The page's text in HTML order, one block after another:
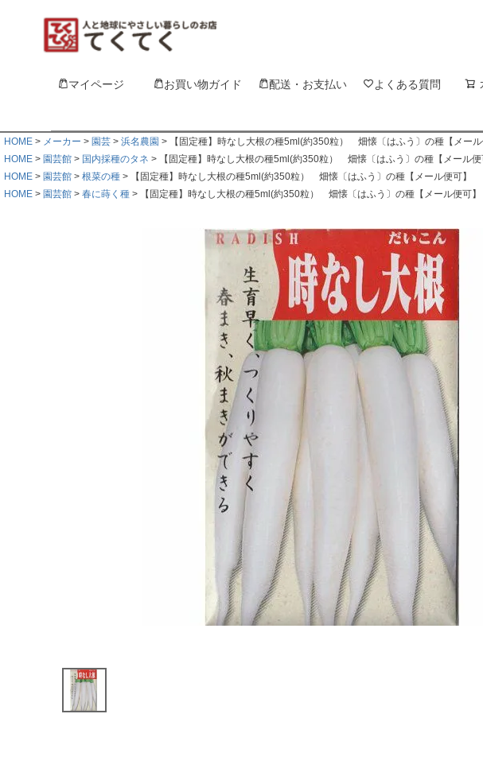
マイページ お買い物ガイド 配送・お支払い よくある質問
HOME メーカー 園芸 浜名農園
【固定種】時なし大根の種5ml(約350粒） 畑懐〔はふう〕の種【メール
HOME
園芸館 国内採種のタネ
【固定種】時なし大根の種5ml(約350粒） 畑懐〔はふう〕の種【メール便
HOME
園芸館 根菜の種
【固定種】時なし大根の種5ml(約350粒） 畑懐〔はふう〕の種【メール便可】
HOME
園芸館 春に蒔く種 【固定種】時なし大根の種5ml(約350粒） 畑懐〔はふう〕の種【メール便可】